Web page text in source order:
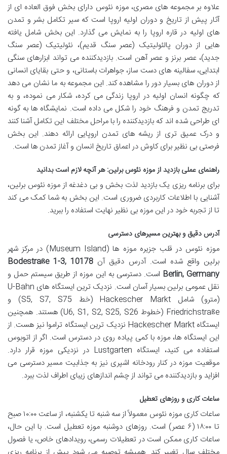
علاوه بر مجموعه های مصری، موزه نئوس دارای بخش فوق العاده ای از
آثار پیش از تاریخ و دوران اولیه اروپا است که سیر تکامل بشر و تمدن
های اولیه در قاره اروپا را به نمایش می گذارد. این بخش شامل یافته
هایی از دوران پالئولیتیک (عصر سنگ قدیم)، نئولیتیک (عصر سنگ
جدید)، عصر برنز و عصر آهن است. بازدیدکننده می تواند ابزارهای سنگی
ابتدایی، سفالینه های دست ساز، جواهرات باستانی، و حتی بقایای انسانی
از دوران های بسیار دور را مشاهده کند. این مجموعه به ما نشان می دهد
که چگونه انسان اولیه در اروپا زندگی می کرده، شکار می نموده، و به
تدریج تمدن و فرهنگ خود را شکل می داده است. نمایشگاه ها به گونه
ای طراحی شده اند که بازدیدکننده را با مراحل مختلف این تکامل آشنا کنند
و درک عمیق تری از ریشه های تمدن اروپایی ارائه دهند. این بخش
فرصتی بی نظیر برای کاوش در اعماق تاریخ انسان و آغاز تمدن ها است.
راهنمای عملی بازدید از موزه نئوس برلین: هر آنچه لازم است بدانید
برای برنامه ریزی یک بازدید لذت بخش و بی دغدغه از موزه نئوس برلین،
آشنایی با اطلاعات کاربردی ضروری است. این بخش به شما کمک می کند
تا از تجربه خود در این موزه بی نظیر نهایت استفاده را ببرید.
آدرس دقیق و بهترین مسیرهای دسترسی
موزه نئوس در قلب جزیره موزه ها (Museum Island) در مرکز شهر
برلین واقع شده است. آدرس دقیق آن Bodestraße 1-3, 10178
Berlin, Germany است. دسترسی به این موزه از طریق سیستم حمل و
نقل عمومی برلین بسیار آسان است. نزدیک ترین ایستگاه های U-Bahn
(مترو) شامل Hackescher Markt (خط S5, S7, S75) و
Friedrichstraße (خطوط U6, S1, S2, S25, S26) هستند. همچنین
ایستگاه Hackescher Markt نزدیک ترین ایستگاه تراموا نیز هست. از
این ایستگاه ها، موزه با کمی پیاده روی در دسترس است. اگر از اتوبوس
استفاده می کنید، ایستگاه Lustgarten در نزدیکی موزه قرار دارد.
موقعیت موزه در کنار رودخانه اشپری نیز به جذابیت مسیر دسترسی می
افزاید و بازدیدکننده می تواند از چشم اندازهای زیبای اطراف لذت ببرد.
ساعات کاری و روزهای تعطیل
ساعات کاری موزه نئوس معمولاً از سه شنبه تا یکشنبه، از ساعت ۱۰:۰۰ صبح
تا ۱۸:۰۰ (۶ عصر) است. روزهای دوشنبه موزه تعطیل است. با این حال،
ساعات کاری ممکن است در تعطیلات رسمی، رویدادهای خاص، یا فصول